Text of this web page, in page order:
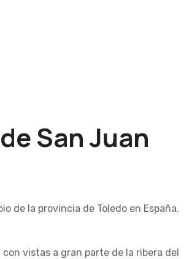
San Juan
de la provincia de Toledo en España.
vistas a gran parte de la ribera del